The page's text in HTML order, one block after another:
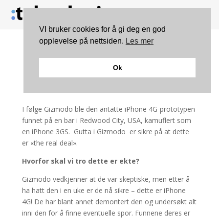
Er dette iPhone 4G?
I følge Gizmodo ble den antatte iPhone 4G-prototypen
funnet på en bar i Redwood City, USA, kamuflert som
en iPhone 3GS. Gutta i Gizmodo er sikre på at dette
er «the real deal».
Hvorfor skal vi tro dette er ekte?
Gizmodo vedkjenner at de var skeptiske, men etter å
ha hatt den i en uke er de nå sikre – dette er iPhone
4G! De har blant annet demontert den og undersøkt alt
inni den for å finne eventuelle spor. Funnene deres er
VI bruker cookies for å gi deg en god
opplevelse på nettsiden. Les mer
Ok